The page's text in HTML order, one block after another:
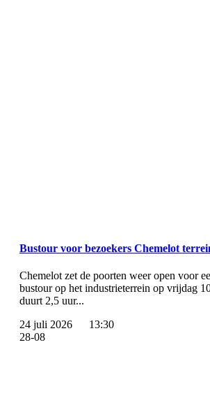
Bustour voor bezoekers Chemelot
Chemelot zet de poorten weer open voor
bustour op het industrieterrein op vrijdag
duurt 2,5 uur...
24 juli 2026
13:30
28-08